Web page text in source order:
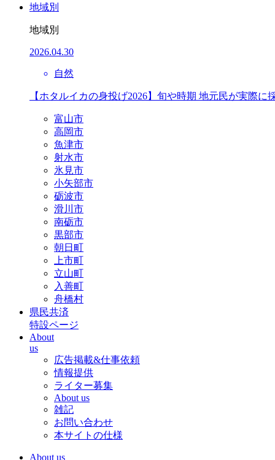
地域別
地域別
2026.04.30
自然
【ホタルイカの身投げ2026】旬や時期 地元民が実際に
富山市
高岡市
魚津市
射水市
氷見市
小矢部市
砺波市
滑川市
南砺市
黒部市
朝日町
上市町
立山町
入善町
舟橋村
県民共済
特設ページ
About
us
広告掲載&仕事依頼
情報提供
ライター募集
About us
雑記
お問い合わせ
本サイトの仕様
About us